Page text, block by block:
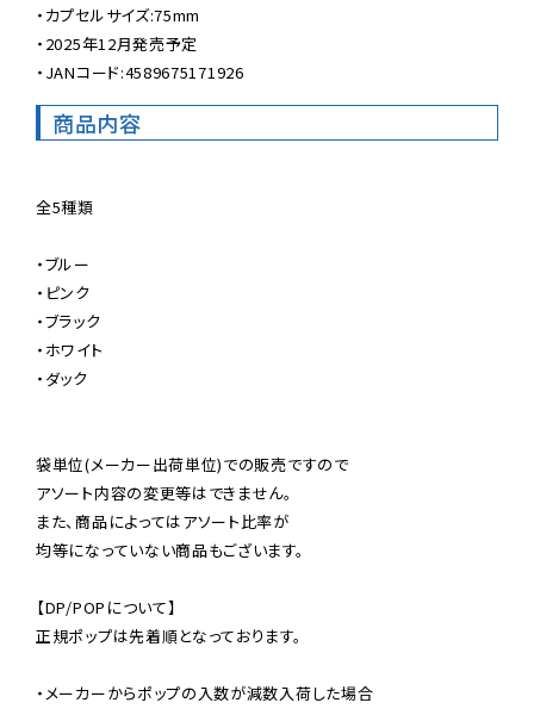
・カプセルサイズ:75mm
・2025年12月発売予定
・JANコード:4589675171926
商品内容
全5種類
・ブルー
・ピンク
・ブラック
・ホワイト
・ダック
袋単位(メーカー出荷単位)での販売ですので
アソート内容の変更等はできません。
また、商品によってはアソート比率が
均等になっていない商品もございます。
【DP/POPについて】
正規ポップは先着順となっております。
・メーカーからポップの入数が減数入荷した場合